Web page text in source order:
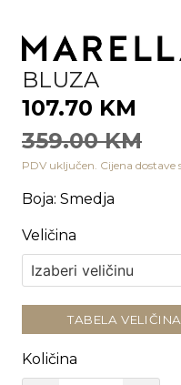
BLUZA
107.70 KM
359.00 KM
PDV uključen. Cijena
Boja: Smedja
Veličina
TABELA VELIČINA
Količina